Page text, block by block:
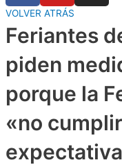
VOLVER ATRÁS
Feriantes
piden
porque la
«no